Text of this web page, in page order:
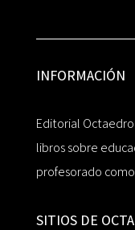
INFORMACIÓN
Editorial
libros sobre
profesorado
SITIOS DE